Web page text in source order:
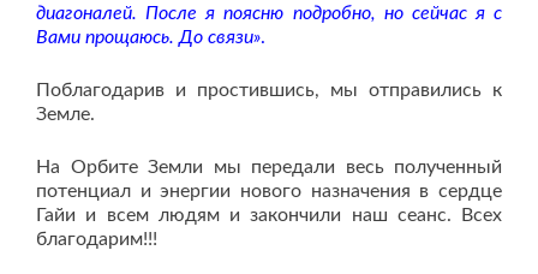
диагоналей. После я поясню подробно, но сейчас я с
Вами прощаюсь. До связи».
Поблагодарив и простившись, мы отправились к
Земле.
На Орбите Земли мы передали весь полученный
потенциал и энергии нового назначения в сердце
Гайи и всем людям и закончили наш сеанс. Всех
благодарим!!!